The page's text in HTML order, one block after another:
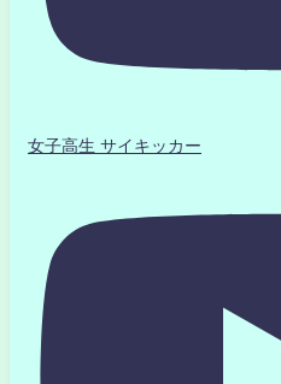
女子高生 サイキッカー